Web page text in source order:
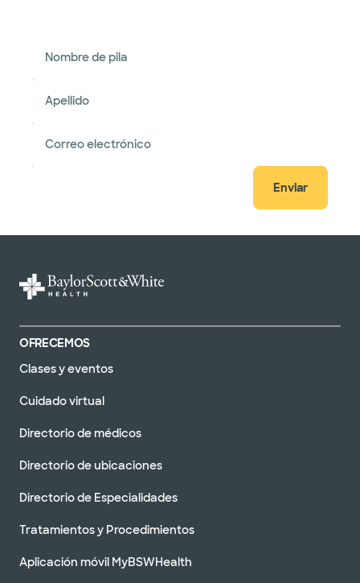
Nombre de pila
Apellido
Correo electrónico
Enviar
OFRECEMOS
Clases y eventos
Cuidado virtual
Directorio de médicos
Directorio de ubicaciones
Directorio de Especialidades
Tratamientos y Procedimientos
Aplicación móvil MyBSWHealth